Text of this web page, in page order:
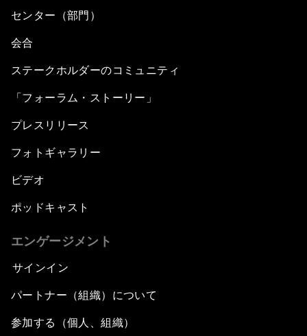
センター（部門）
会合
ステークホルダーのコミュニティ
「フォーラム・ストーリー」
プレスリリース
フォトギャラリー
ビデオ
ポッドキャスト
エンゲージメント
サインイン
パートナー（組織）について
参加する（個人、組織）